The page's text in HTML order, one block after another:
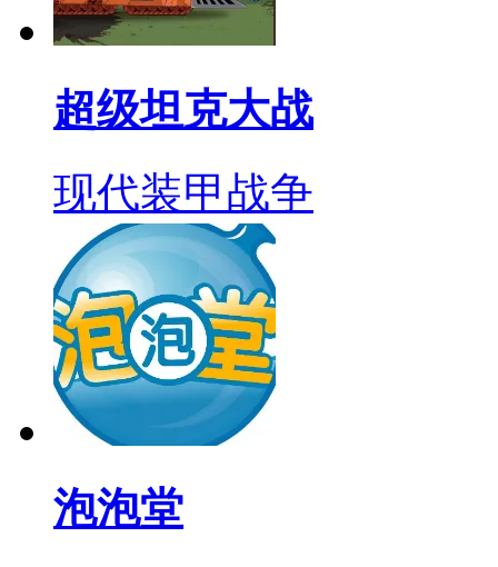
超级坦克大战
现代装甲战争
泡泡堂